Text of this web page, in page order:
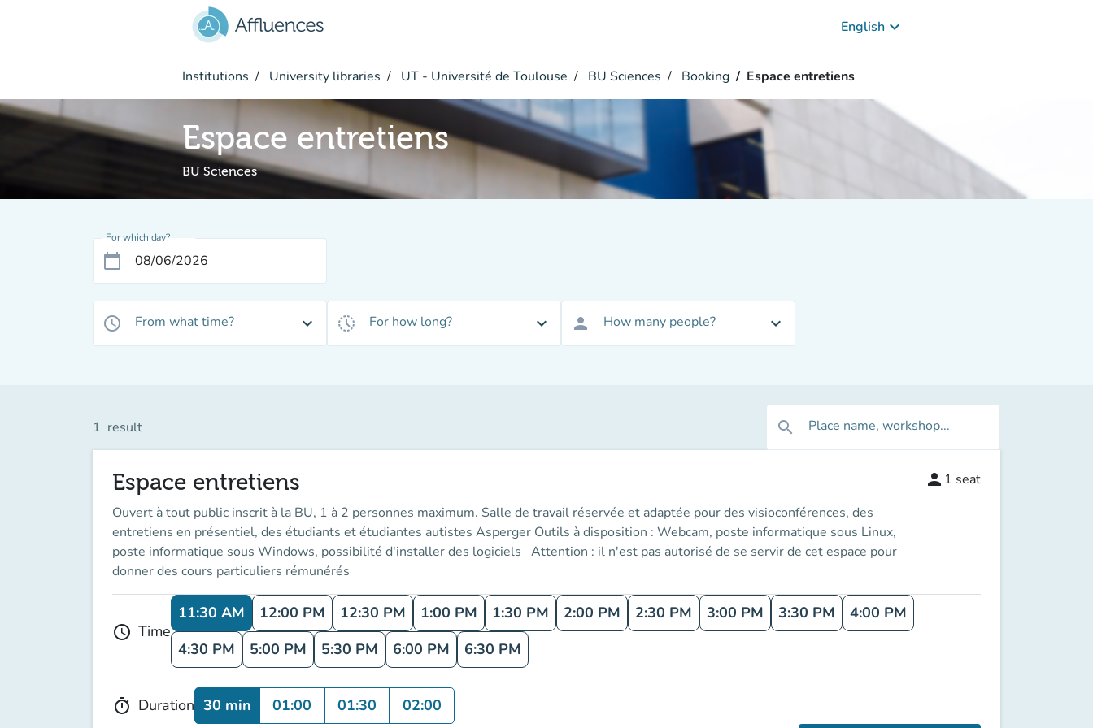
English keyboard_arrow_down
Institutions University libraries UT - Université de Toulouse BU Sciences Booking Espace entretiens
Espace entretiens
BU Sciences
For which day?
calendar_today
access_time From what time? expand_more history_toggle_off For how long? expand_more person How many people? expand_more
1 result search Place name, workshop...
Espace entretiens
Ouvert à tout public inscrit à la BU, 1 à 2 personnes maximum. Salle de travail réservée et adaptée pour des visioconférences, des
entretiens en présentiel, des étudiants et étudiantes autistes Asperger Outils à disposition : Webcam, poste informatique sous Linux,
poste informatique sous Windows, possibilité d'installer des logiciels Attention : il n'est pas autorisé de se servir de cet espace pour
donner des cours particuliers rémunérés
person 1 seat
schedule Time
11:30 AM 12:00 PM 12:30 PM 1:00 PM 1:30 PM 2:00 PM 2:30 PM 3:00 PM 3:30 PM
4:00 PM
4:30 PM
5:00 PM 5:30 PM 6:00 PM 6:30 PM
timer Duration 30 min 01:00 01:30 02:00